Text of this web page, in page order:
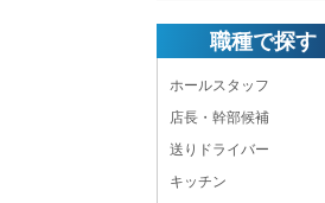
職種で探す
ホールスタッフ
店長・幹部候補
送りドライバー
キッチン